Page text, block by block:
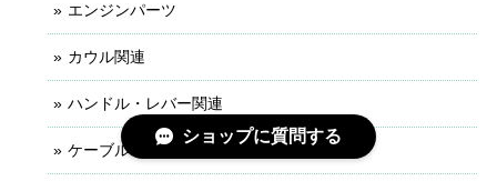
エンジンパーツ
カウル関連
ハンドル・レバー関連
ケーブル・ライン関連
ショップに質問する